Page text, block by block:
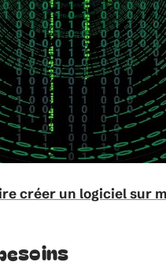
créer un logiciel sur